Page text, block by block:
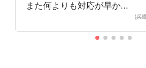
また何よりも対応が早か...
(兵